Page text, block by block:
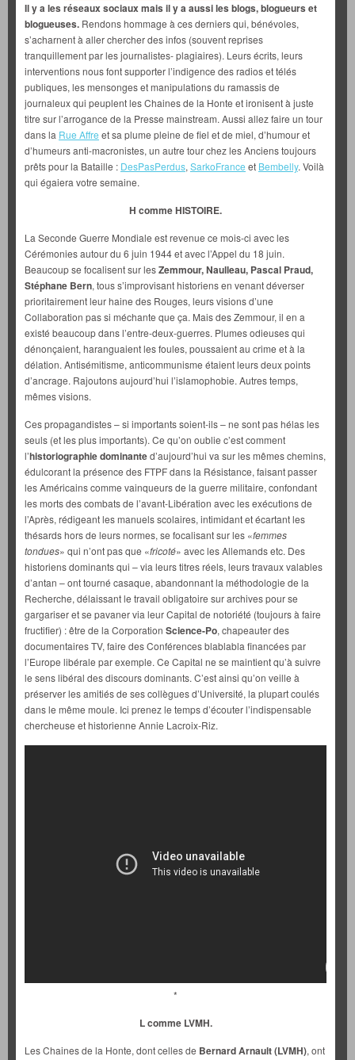
Il y a les réseaux sociaux mais il y a aussi les blogs, blogueurs et
blogueuses. Rendons hommage à ces derniers qui, bénévoles,
s’acharnent à aller chercher des infos (souvent reprises
tranquillement par les journalistes- plagiaires). Leurs écrits, leurs
interventions nous font supporter l’indigence des radios et télés
publiques, les mensonges et manipulations du ramassis de
journaleux qui peuplent les Chaines de la Honte et ironisent à juste
titre sur l’arrogance de la Presse mainstream. Aussi allez faire un tour
dans la Rue Affre et sa plume pleine de fiel et de miel, d’humour et
d’humeurs anti-macronistes, un autre tour chez les Anciens toujours
prêts pour la Bataille : DesPasPerdus, SarkoFrance et Bembelly. Voilà
qui égaiera votre semaine.
H comme HISTOIRE.
La Seconde Guerre Mondiale est revenue ce mois-ci avec les
Cérémonies autour du 6 juin 1944 et avec l’Appel du 18 juin.
Beaucoup se focalisent sur lesZemmour, Naulleau, Pascal Praud,
Stéphane Bern, tous s’improvisant historiens en venant déverser
prioritairement leur haine des Rouges, leurs visions d’une
Collaboration pas si méchante que ça. Mais des Zemmour, il en a
existé beaucoup dans l’entre-deux-guerres. Plumes odieuses qui
dénonçaient, haranguaient les foules, poussaient au crime et à la
délation. Antisémitisme, anticommunisme étaient leurs deux points
d’ancrage. Rajoutons aujourd’hui l’islamophobie. Autres temps,
mêmes visions.
Ces propagandistes – si importants soient-ils – ne sont pas hélas les
seuls (et les plus importants). Ce qu’on oublie c’est comment
l’historiographie dominanted’aujourd’hui va sur les mêmes chemins,
édulcorant la présence des FTPF dans la Résistance, faisant passer
les Américains comme vainqueurs de la guerre militaire, confondant
les morts des combats de l’avant-Libération avec les exécutions de
l’Après, rédigeant les manuels scolaires, intimidant et écartant les
thésards hors de leurs normes, se focalisant sur les «femmes
tondues» qui n’ont pas que «fricoté» avec les Allemands etc. Des
historiens dominants qui – via leurs titres réels, leurs travaux valables
d’antan – ont tourné casaque, abandonnant la méthodologie de la
Recherche, délaissant le travail obligatoire sur archives pour se
gargariser et se pavaner via leur Capital de notoriété (toujours à faire
fructifier) : être de la Corporation Science-Po, chapeauter des
documentaires TV, faire des Conférences blablabla financées par
l’Europe libérale par exemple. Ce Capital ne se maintient qu’à suivre
le sens libéral des discours dominants. C’est ainsi qu’on veille à
préserver les amitiés de ses collègues d’Université, la plupart coulés
dans le même moule. Ici prenez le temps d’écouter l’indispensable
chercheuse et historienne Annie Lacroix-Riz.
*
L comme LVMH.
Les Chaines de la Honte, dont celles de Bernard Arnault (LVMH), ont